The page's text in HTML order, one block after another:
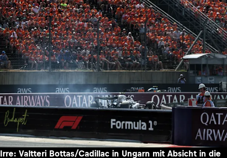
Irre: Valtteri Bottas/Cadillac in Ungarn mit Absicht in die